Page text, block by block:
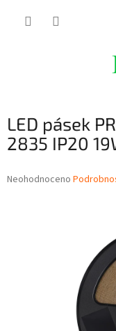
LED pásek
2835 IP20
Průměrné
Neohodnoceno